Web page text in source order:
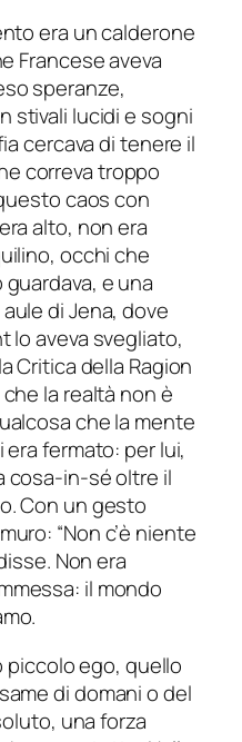
era un calderone
Francese aveva
speranze,
stivali lucidi e sogni
cercava di tenere il
correva troppo
caos con
alto, non era
occhi che
e una
di Jena, dove
lo aveva svegliato,
Critica della Ragion
la realtà non è
che la mente
fermato: per lui,
cosa-in-sé oltre il
Con un gesto
“Non c’è niente
Non era
il mondo
piccolo ego, quello
di domani o del
una forza